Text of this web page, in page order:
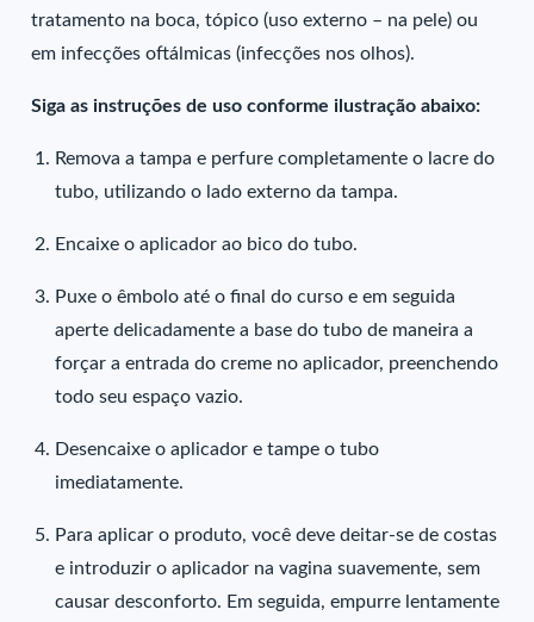
tratamento na boca, tópico (uso externo – na pele) ou
em infecções oftálmicas (infecções nos olhos).
Siga as instruções de uso conforme ilustração abaixo:
Remova a tampa e perfure completamente o lacre do
tubo, utilizando o lado externo da tampa.
Encaixe o aplicador ao bico do tubo.
Puxe o êmbolo até o final do curso e em seguida
aperte delicadamente a base do tubo de maneira a
forçar a entrada do creme no aplicador, preenchendo
todo seu espaço vazio.
Desencaixe o aplicador e tampe o tubo
imediatamente.
Para aplicar o produto, você deve deitar-se de costas
e introduzir o aplicador na vagina suavemente, sem
causar desconforto. Em seguida, empurre lentamente